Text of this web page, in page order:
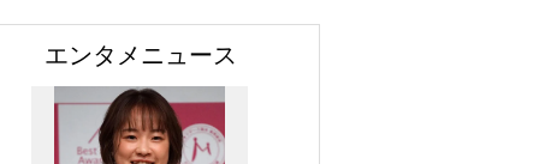
エンタメニュース